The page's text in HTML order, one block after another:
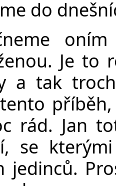
do
Je to
a tak
příběh,
rád. Jan
se
jedinců.